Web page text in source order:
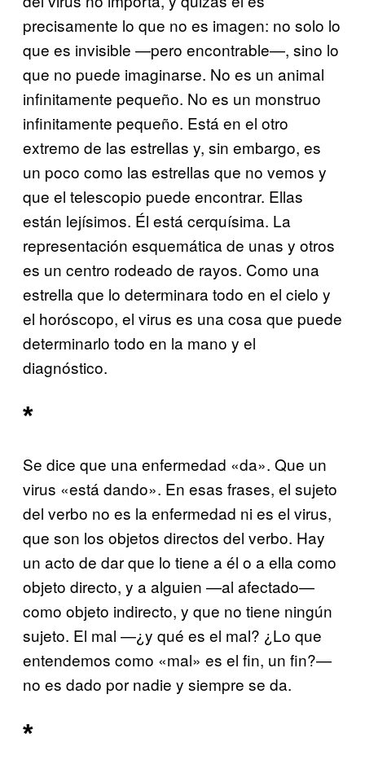
precisamente lo que no es imagen: no solo lo
que es invisible —pero encontrable—, sino lo
que no puede imaginarse. No es un animal
infinitamente pequeño. No es un monstruo
infinitamente pequeño. Está en el otro
extremo de las estrellas y, sin embargo, es
un poco como las estrellas que no vemos y
que el telescopio puede encontrar. Ellas
están lejísimos. Él está cerquísima. La
representación esquemática de unas y otros
es un centro rodeado de rayos. Como una
estrella que lo determinara todo en el cielo y
el horóscopo, el virus es una cosa que puede
determinarlo todo en la mano y el
diagnóstico.
*
Se dice que una enfermedad «da». Que un
virus «está dando». En esas frases, el sujeto
del verbo no es la enfermedad ni es el virus,
que son los objetos directos del verbo. Hay
un acto de dar que lo tiene a él o a ella como
objeto directo, y a alguien —al afectado—
como objeto indirecto, y que no tiene ningún
sujeto. El mal —¿y qué es el mal? ¿Lo que
entendemos como «mal» es el fin, un fin?—
no es dado por nadie y siempre se da.
*